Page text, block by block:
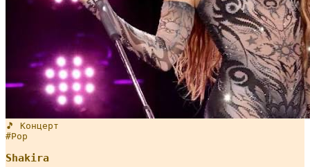
🎵 Концерт
#Pop
Shakira